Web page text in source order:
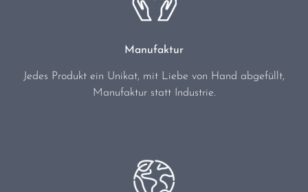
Manufaktur
Jedes Produkt ein Unikat, mit Liebe von Hand abgefüllt,
Manufaktur statt Industrie.